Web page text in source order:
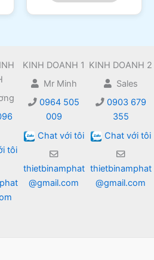
tôi
KINH DOANH 1
Mr Minh
0964 505
009
Chat với tôi
thietbinamphat
@gmail.com
KINH DOANH 2
Sales
0903 679
355
Chat với tôi
thietbinamphat
@gmail.com